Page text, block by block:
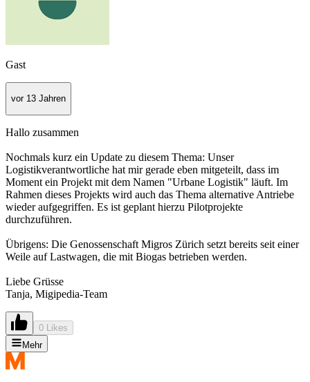
Gast
vor 13 Jahren
Hallo zusammen
Nochmals kurz ein Update zu diesem Thema: Unser
Logistikverantwortliche hat mir gerade eben mitgeteilt, dass im
Moment ein Projekt mit dem Namen "Urbane Logistik" läuft. Im
Rahmen dieses Projekts wird auch das Thema alternative Antriebe
wieder aufgegriffen. Es ist geplant hierzu Pilotprojekte
durchzuführen.
Übrigens: Die Genossenschaft Migros Zürich setzt bereits seit einer
Weile auf Lastwagen, die mit Biogas betrieben werden.
Liebe Grüsse
Tanja, Migipedia-Team
0 Likes
Mehr